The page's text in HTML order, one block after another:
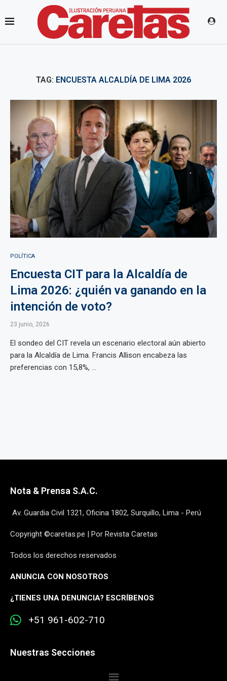
TAG: ENCUESTA ALCALDÍA DE LIMA 2026
POLÍTICA
Encuesta CIT para la Alcaldía de
Lima 2026: ¿quién va ganando en la
intención de voto?
23 junio, 2026
El sondeo del CIT revela un escenario electoral aún abierto
para la Alcaldía de Lima. Francis Allison encabeza las
preferencias con 15,8%, ...
Nota & Prensa S.A.C.
Av. Guardia Civil 1321, Oficina 1802, Surquillo, Lima - Perú
Copyright ©caretas.pe | Por Revista Caretas
Todos los derechos reservados
ANUNCIA CON NOSOTROS
¿TIENES UNA DENUNCIA? ESCRÍBENOS
+51 961-602-710
Nuestras Secciones